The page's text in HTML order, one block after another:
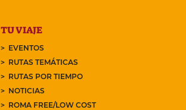
TU VIAJE
EVENTOS
RUTAS TEMÁTICAS
RUTAS POR TIEMPO
NOTICIAS
ROMA FREE/LOW COST